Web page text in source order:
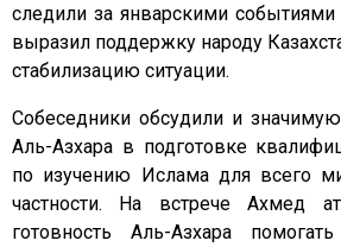
следили за январскими
выразил поддержку народу
стабилизацию ситуации.
Собеседники обсудили и
Аль-Азхара в подготовке
по изучению Ислама для всего
частности. На встрече Ахмед
готовность Аль-Азхара